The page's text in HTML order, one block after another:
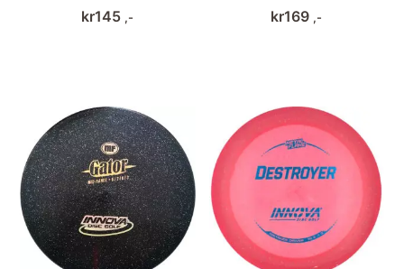
kr145 ,- kr169 ,-